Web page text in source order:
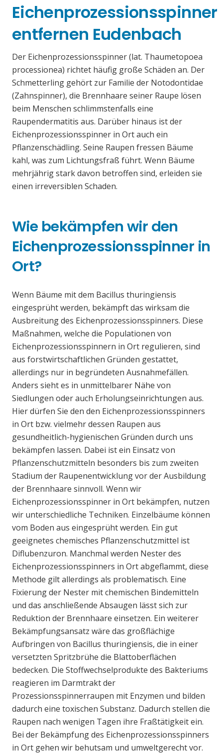
Eichenprozessionsspinner
entfernen Eudenbach
Der Eichenprozessionsspinner (lat. Thaumetopoea
processionea) richtet häufig große Schäden an. Der
Schmetterling gehört zur Familie der Notodontidae
(Zahnspinner), die Brennhaare seiner Raupe lösen
beim Menschen schlimmstenfalls eine
Raupendermatitis aus. Darüber hinaus ist der
Eichenprozessionsspinner in Ort auch ein
Pflanzenschädling. Seine Raupen fressen Bäume
kahl, was zum Lichtungsfraß führt. Wenn Bäume
mehrjährig stark davon betroffen sind, erleiden sie
einen irreversiblen Schaden.
Wie bekämpfen wir den
Eichenprozessionsspinner in
Ort?
Wenn Bäume mit dem Bacillus thuringiensis
eingesprüht werden, bekämpft das wirksam die
Ausbreitung des Eichenprozessionsspinners. Diese
Maßnahmen, welche die Populationen von
Eichenprozessionsspinnern in Ort regulieren, sind
aus forstwirtschaftlichen Gründen gestattet,
allerdings nur in begründeten Ausnahmefällen.
Anders sieht es in unmittelbarer Nähe von
Siedlungen oder auch Erholungseinrichtungen aus.
Hier dürfen Sie den den Eichenprozessionsspinners
in Ort bzw. vielmehr dessen Raupen aus
gesundheitlich-hygienischen Gründen durch uns
bekämpfen lassen. Dabei ist ein Einsatz von
Pflanzenschutzmitteln besonders bis zum zweiten
Stadium der Raupenentwicklung vor der Ausbildung
der Brennhaare sinnvoll. Wenn wir
Eichenprozessionsspinner in Ort bekämpfen, nutzen
wir unterschiedliche Techniken. Einzelbäume können
vom Boden aus eingesprüht werden. Ein gut
geeignetes chemisches Pflanzenschutzmittel ist
Diflubenzuron. Manchmal werden Nester des
Eichenprozessionsspinners in Ort abgeflammt, diese
Methode gilt allerdings als problematisch. Eine
Fixierung der Nester mit chemischen Bindemitteln
und das anschließende Absaugen lässt sich zur
Reduktion der Brennhaare einsetzen. Ein weiterer
Bekämpfungsansatz wäre das großflächige
Aufbringen von Bacillus thuringiensis, die in einer
versetzten Spritzbrühe die Blattoberflächen
bedecken. Die Stoffwechselprodukte des Bakteriums
reagieren im Darmtrakt der
Prozessionsspinnerraupen mit Enzymen und bilden
dadurch eine toxischen Substanz. Dadurch stellen die
Raupen nach wenigen Tagen ihre Fraßtätigkeit ein.
Bei der Bekämpfung des Eichenprozessionsspinners
in Ort gehen wir behutsam und umweltgerecht vor.